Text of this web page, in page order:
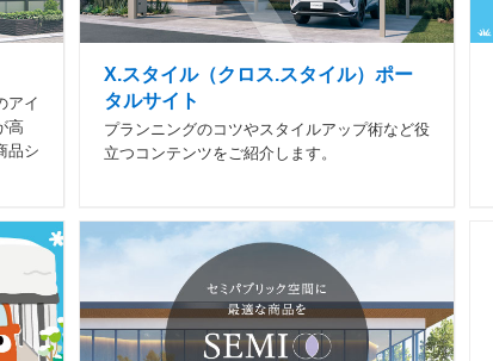
アイ
高
品シ
X.スタイル（クロス.スタイル）ポー
タルサイト
プランニングのコツやスタイルアップ術など役
立つコンテンツをご紹介します。